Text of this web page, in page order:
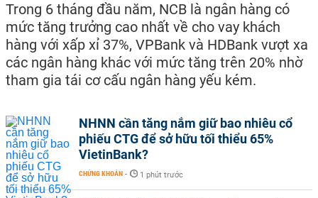
Trong 6 tháng đầu năm, NCB là ngân hàng có
mức tăng trưởng cao nhất về cho vay khách
hàng với xấp xỉ 37%, VPBank và HDBank vượt xa
các ngân hàng khác với mức tăng trên 20% nhờ
tham gia tái cơ cấu ngân hàng yếu kém.
NHNN cần tăng nắm giữ bao nhiêu cổ
phiếu CTG để sở hữu tối thiểu 65%
VietinBank?
CHỨNG KHOÁN - 1 phút trước